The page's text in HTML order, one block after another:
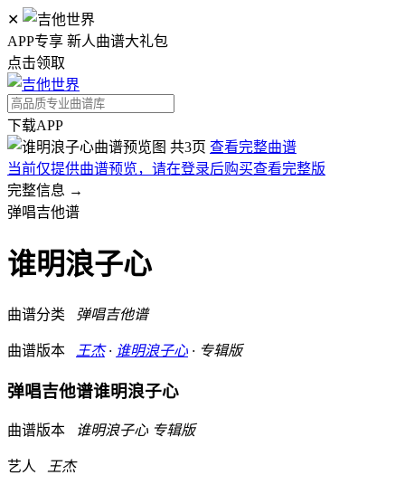
✕
APP专享 新人曲谱大礼包
点击领取
下载APP
共3页 查看完整曲谱
当前仅提供曲谱预览，请在登录后购买查看完整版
完整信息 →
弹唱吉他谱
谁明浪子心
曲谱分类 弹唱吉他谱
曲谱版本 王杰· 谁明浪子心 · 专辑版
弹唱吉他谱谁明浪子心
曲谱版本 谁明浪子心 专辑版
艺人 王杰